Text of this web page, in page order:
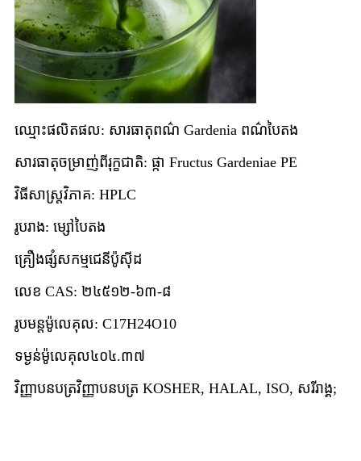
ឈ្មោះផលិតផល: សារធាតុពណ៌ Gardenia ពណ៌បៃតង
សារធាតុចម្រាញ់ពីរុក្ខជាតិ: ផ្កា Fructus Gardeniae PE
វិធីសាស្ត្រ​វិភាគ: HPLC
រូបរាង: ម្សៅបៃតង
គ្រឿងផ្សំសកម្មជេនីប៉ូស៊ីដ
លេខ CAS: ២៤៥១២-៦៣-៨
រូបមន្តម៉ូលេគុល: C17H24O10
ទម្ងន់ម៉ូលេគុល៤០៤.៣៧
វិញ្ញាបនបត្រវិញ្ញាបនបត្រ KOSHER, HALAL, ISO, សរីរាង្គ;